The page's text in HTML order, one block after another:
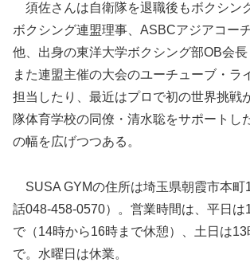
須佐さんは自衛隊を退職後もボクシン
ボクシング連盟理事、ASBCアジアコー
他、出身の東洋大学ボクシング部OB会長
また連盟主催の大会のユーチューブ・ラ
担当したり、最近はプロで初の世界挑戦
隊体育学校の同僚・清水聡をサポートし
の幅を広げつつある。
SUSA GYMの住所は埼玉県朝霞市本町
話048-458-0570）。営業時間は、平日は
で（14時から16時まで休憩）、土日は13
で。水曜日は休業。